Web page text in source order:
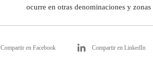
ocurre en otras denominaciones y
Compartir en Facebook Compartir en LinkedIn